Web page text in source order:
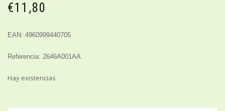
€11,80
EAN: 4960999440705
Referencia: 2646A001AA
Hay existencias